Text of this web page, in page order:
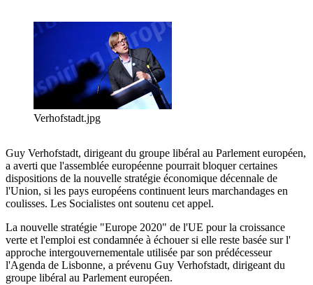
Verhofstadt.jpg
Guy Verhofstadt, dirigeant du groupe libéral au Parlement européen,
a averti que l'assemblée européenne pourrait bloquer certaines
dispositions de la nouvelle stratégie économique décennale de
l'Union, si les pays européens continuent leurs marchandages en
coulisses. Les Socialistes ont soutenu cet appel.
La nouvelle stratégie "Europe 2020" de l'UE pour la croissance
verte et l'emploi est condamnée à échouer si elle reste basée sur l'
approche intergouvernementale utilisée par son prédécesseur
l'Agenda de Lisbonne, a prévenu Guy Verhofstadt, dirigeant du
groupe libéral au Parlement européen.